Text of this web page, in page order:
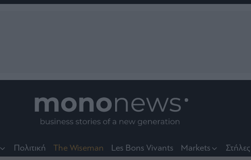
Πολιτική The Wiseman Les Bons Vivants Markets Στήλες